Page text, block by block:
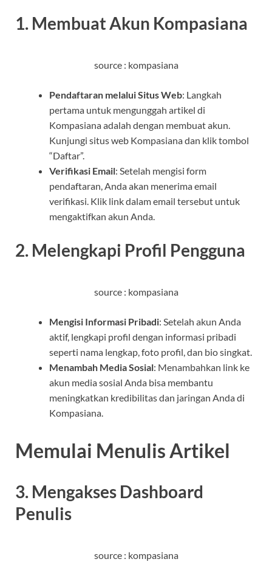
1. Membuat Akun Kompasiana
source : kompasiana
Pendaftaran melalui Situs Web: Langkah
pertama untuk mengunggah artikel di
Kompasiana adalah dengan membuat akun.
Kunjungi situs web Kompasiana dan klik tombol
“Daftar”.
Verifikasi Email: Setelah mengisi form
pendaftaran, Anda akan menerima email
verifikasi. Klik link dalam email tersebut untuk
mengaktifkan akun Anda.
2. Melengkapi Profil Pengguna
source : kompasiana
Mengisi Informasi Pribadi: Setelah akun Anda
aktif, lengkapi profil dengan informasi pribadi
seperti nama lengkap, foto profil, dan bio singkat.
Menambah Media Sosial: Menambahkan link ke
akun media sosial Anda bisa membantu
meningkatkan kredibilitas dan jaringan Anda di
Kompasiana.
Memulai Menulis Artikel
3. Mengakses Dashboard
Penulis
source : kompasiana